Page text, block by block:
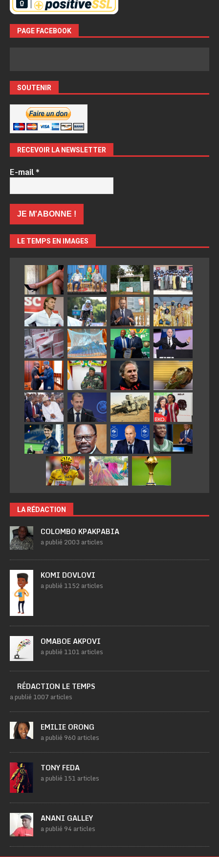
PAGE FACEBOOK
SOUTENIR
RECEVOIR LA NEWSLETTER
E-mail*
LE TEMPS EN IMAGES
LA RÉDACTION
COLOMBO KPAKPABIA
a publié 2003 articles
KOMI DOVLOVI
a publié 1152 articles
OMABOE AKPOVI
a publié 1101 articles
RÉDACTION LE TEMPS
a publié 1007 articles
EMILIE ORONG
a publié 960 articles
TONY FEDA
a publié 151 articles
ANANI GALLEY
a publié 94 articles